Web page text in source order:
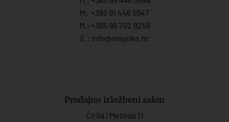
M: +385 91 446 5547
M.: +385 99 702 8258
E.: info@mayoko. hr
Prodajno izložbeni salon
Ćirila i Metoda 11